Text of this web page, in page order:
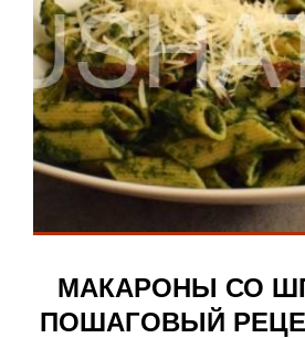
МАКАРОНЫ СО
ПОШАГОВЫЙ